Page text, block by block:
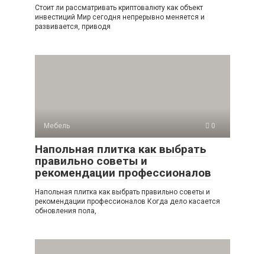
Стоит ли рассматривать криптовалюту как объект
инвестиций Мир сегодня непрерывно меняется и
развивается, приводя
Мебель 0
Напольная плитка как выбрать
правильно советы и
рекомендации профессионалов
Напольная плитка как выбрать правильно советы и
рекомендации профессионалов Когда дело касается
обновления пола,